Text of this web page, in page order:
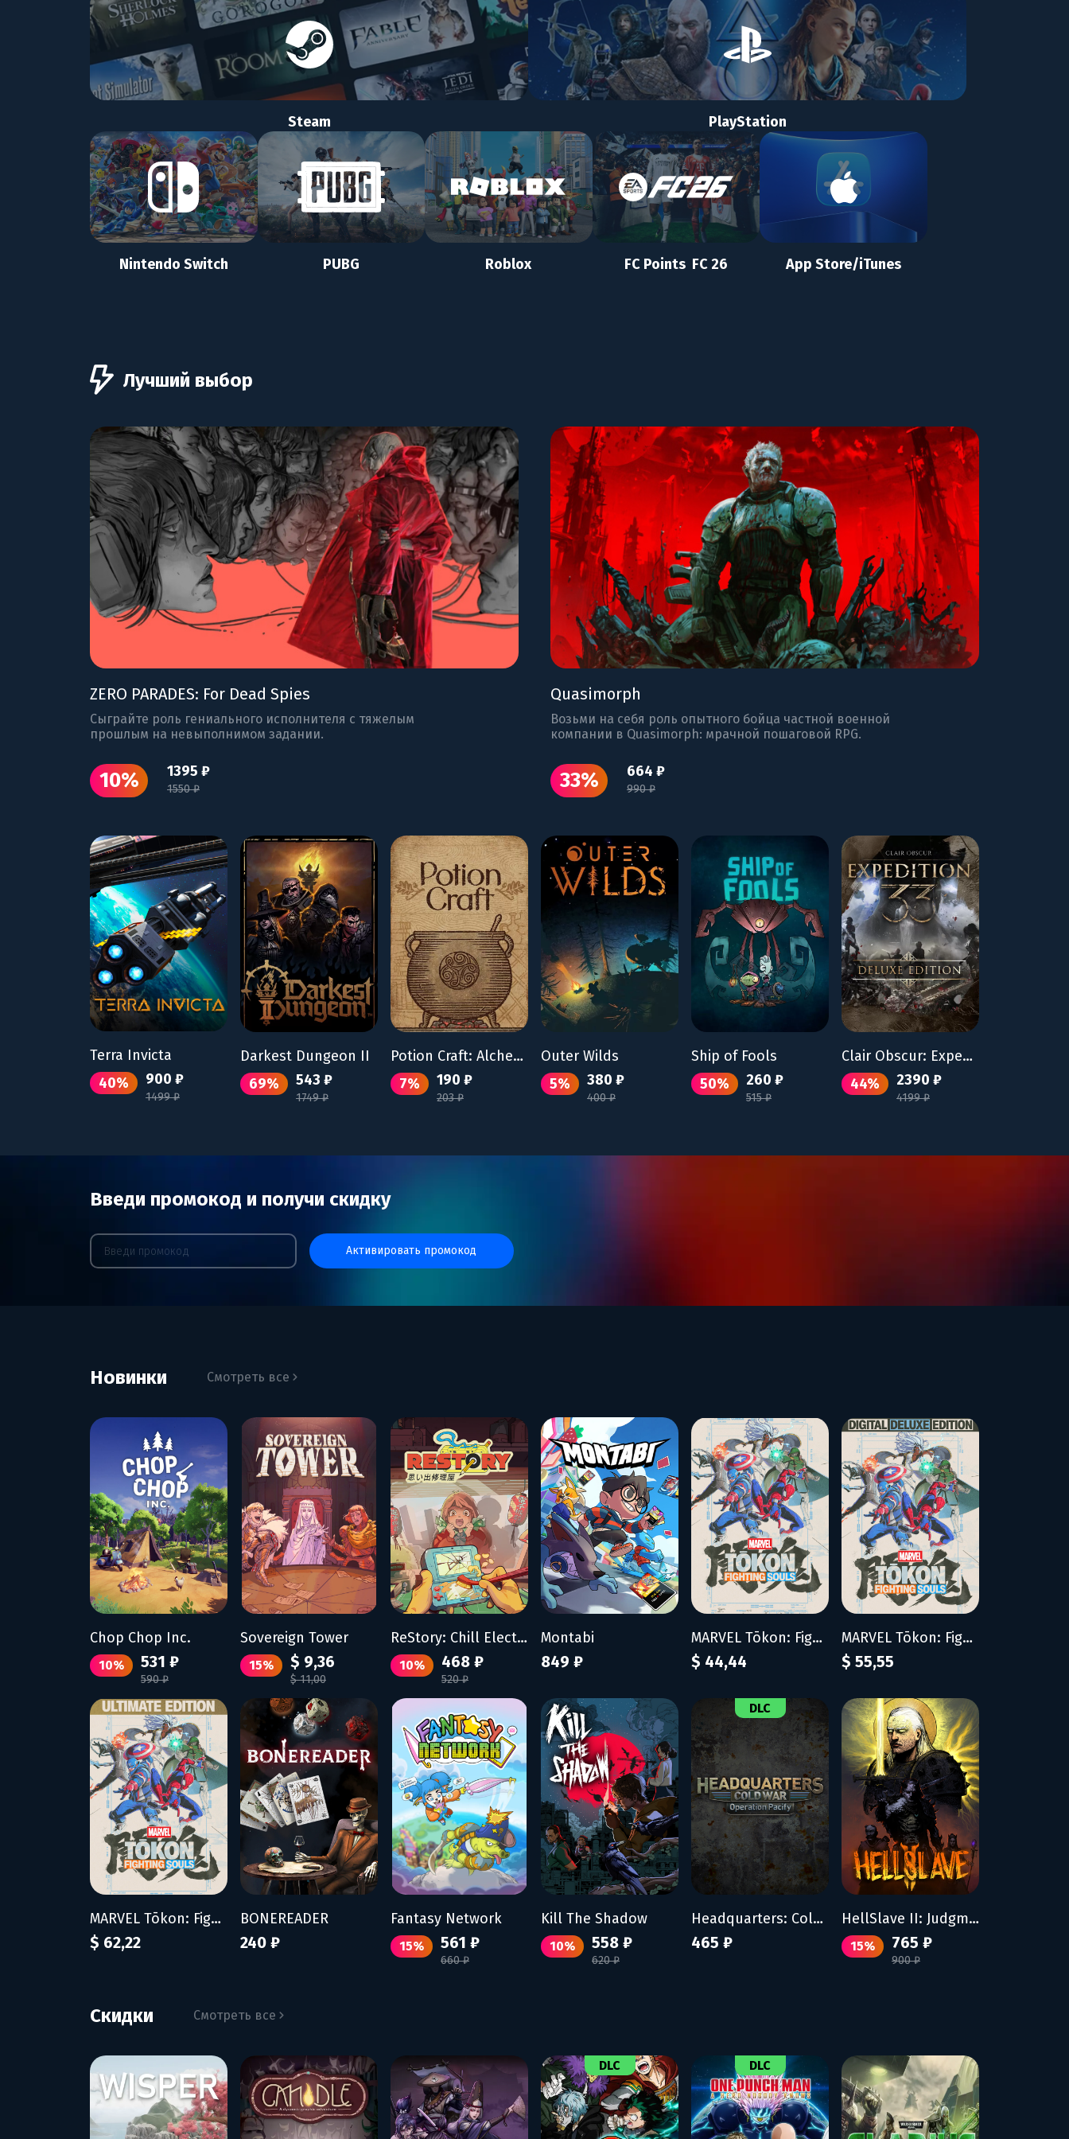
Steam PlayStation
Nintendo Switch PUBG Roblox FC Points FC 26 App Store/iTunes
Лучший выбор
ZERO PARADES: For Dead Spies
Сыграйте роль гениального исполнителя с тяжелым
прошлым на невыполнимом задании.
10% 1395 ₽
1550 ₽
Quasimorph
Возьми на себя роль опытного бойца частной военной
компании в Quasimorph: мрачной пошаговой RPG.
33% 664 ₽
990 ₽
Terra Invicta
40%
900 ₽
1499 ₽
Darkest Dungeon II
69%
543 ₽
1749 ₽
Potion Craft: Alchemist Simulator
7%
190 ₽
203 ₽
Outer Wilds
5%
380 ₽
400 ₽
Ship of Fools
50%
260 ₽
515 ₽
Clair Obscur: Expedition 33 - Deluxe Edition
44%
2390 ₽
4199 ₽
Введи промокод и получи скидку
активировать промокод
Новинки Смотреть все
Chop Chop Inc.
10% 531 ₽
590 ₽
Sovereign Tower
15% $ 9,36
$ 11,00
ReStory: Chill Electronics Repairs
10% 468 ₽
520 ₽
Montabi
849 ₽
MARVEL Tōkon: Fighting Souls
$ 44,44
MARVEL Tōkon: Fighting Souls - Digital Deluxe Edition
$ 55,55
MARVEL Tōkon: Fighting Souls - Ultimate Edition
$ 62,22
BONEREADER
240 ₽
Fantasy Network
15% 561 ₽
660 ₽
Kill The Shadow
10% 558 ₽
620 ₽
DLC
Headquarters: Cold War - Operation Pacify
465 ₽
HellSlave II: Judgment of the Archon
15% 765 ₽
900 ₽
Скидки Смотреть все
DLC DLC